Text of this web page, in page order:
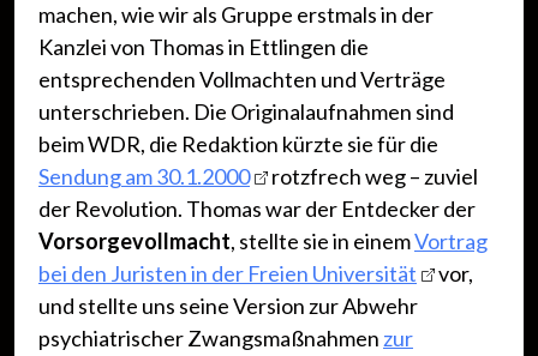
machen, wie wir als Gruppe erstmals in der
Kanzlei von Thomas in Ettlingen die
entsprechenden Vollmachten und Verträge
unterschrieben. Die Originalaufnahmen sind
beim WDR, die Redaktion kürzte sie für die
Sendung am 30.1.2000
rotzfrech weg – zuviel
der Revolution. Thomas war der Entdecker der
Vorsorgevollmacht, stellte sie in einemVortrag
bei den Juristen in der Freien Universität
vor,
und stellte uns seine Version zur Abwehr
psychiatrischer Zwangsmaßnahmenzur